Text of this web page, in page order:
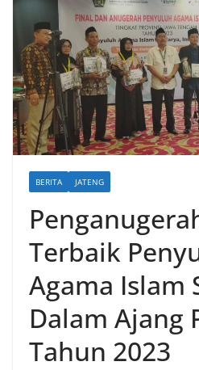
BERITA JATENG
Terbaik
Agama Islam
Dalam Ajang
Tahun 2023